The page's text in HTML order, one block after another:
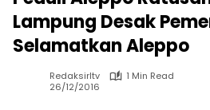
Lampung Desak
Selamatkan Aleppo
Redaksirltv
1 Min Read
26/12/2016